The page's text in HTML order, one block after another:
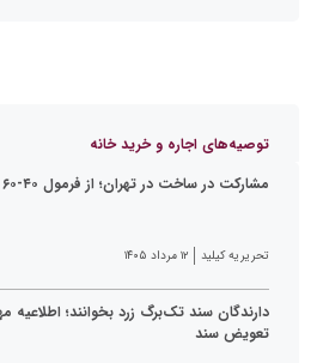
توصیه‌های اجاره و خرید خانه
مشارکت در ساخت در تهران؛ از فرمول ۴۰-۶۰ تا توافق‌های ۵۰-۵۰
تحریریه کیلید ۱۲ مرداد ۱۴۰۵
دارندگان سند تک‌برگ زرد بخوانند؛ اطلاعیه
تعویض سند